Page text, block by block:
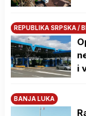
REPUBLIKA SRPSKA /
i
BANJA LUKA